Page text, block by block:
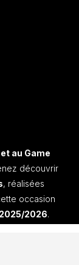
au Game
découvrir
, réalisées
occasion
2026.